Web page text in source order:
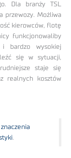
Dla branży TSL
przewozy. Możliwa
kierowców, flotę
funkcjonowaliby
bardzo wysokiej
się w sytuacji,
staje się
realnych kosztów
.